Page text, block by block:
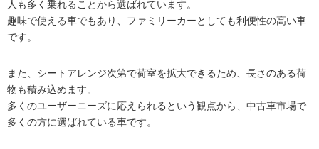
人も多く乗れることから選ばれています。
趣味で使える車でもあり、ファミリーカーとしても利便性の高い車
です。
また、シートアレンジ次第で荷室を拡大できるため、長さのある荷
物も積み込めます。
多くのユーザーニーズに応えられるという観点から、中古車市場で
多くの方に選ばれている車です。